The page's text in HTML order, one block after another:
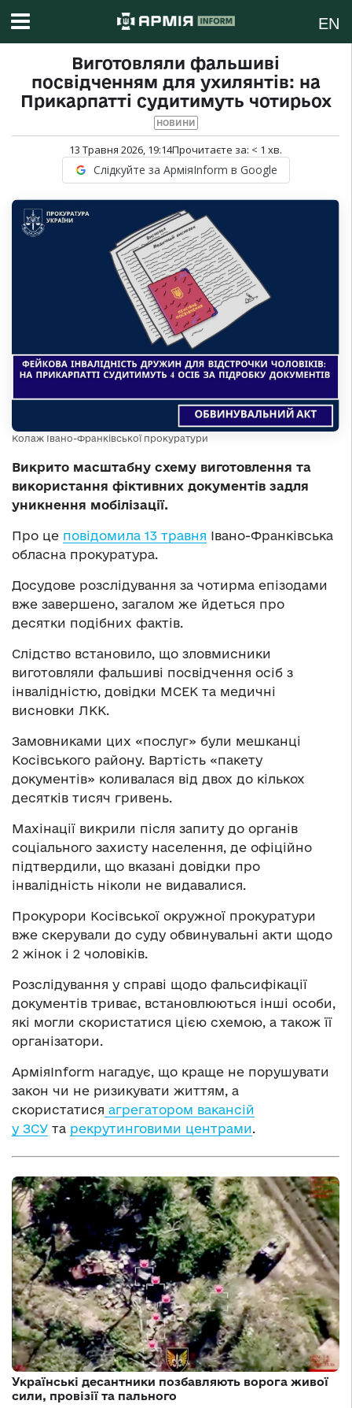
EN
Виготовляли фальшиві
посвідченням для ухилянтів: на
Прикарпатті судитимуть чотирьох
НОВИНИ
13 Травня 2026, 19:14Прочитаєте за: < 1 хв.
Слідкуйте за АрміяInform в Google
Колаж Івано-Франківської прокуратури
Викрито масштабну схему виготовлення та
використання фіктивних документів задля
уникнення мобілізації.
Про це повідомила 13 травня Івано-Франківська
обласна прокуратура.
Досудове розслідування за чотирма епізодами
вже завершено, загалом же йдеться про
десятки подібних фактів.
Слідство встановило, що зловмисники
виготовляли фальшиві посвідчення осіб з
інвалідністю, довідки МСЕК та медичні
висновки ЛКК.
Замовниками цих «послуг» були мешканці
Косівського району. Вартість «пакету
документів» коливалася від двох до кількох
десятків тисяч гривень.
Махінації викрили після запиту до органів
соціального захисту населення, де офіційно
підтвердили, що вказані довідки про
інвалідність ніколи не видавалися.
Прокурори Косівської окружної прокуратури
вже скерували до суду обвинувальні акти щодо
2 жінок і 2 чоловіків.
Розслідування у справі щодо фальсифікації
документів триває, встановлюються інші особи,
які могли скористатися цією схемою, а також її
організатори.
АрміяInform нагадує, що краще не порушувати
закон чи не ризикувати життям, а
скористатися агрегатором вакансій
у ЗСУ та рекрутинговими центрами.
Українські десантники позбавляють ворога живої
сили, провізії та пального